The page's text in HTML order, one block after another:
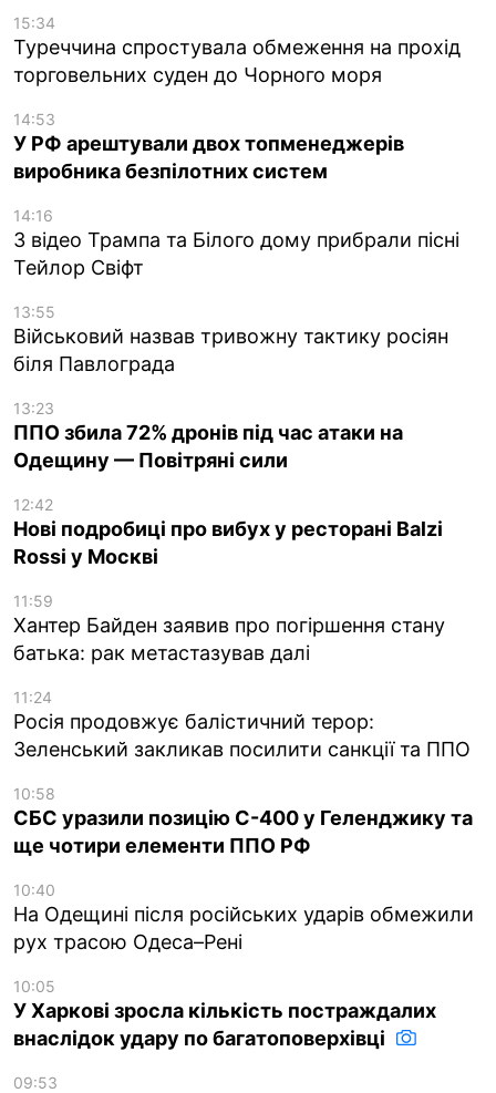
15:34
Туреччина спростувала обмеження на прохід
торговельних суден до Чорного моря
14:53
У РФ арештували двох топменеджерів
виробника безпілотних систем
14:16
З відео Трампа та Білого дому прибрали пісні
Тейлор Свіфт
13:55
Військовий назвав тривожну тактику росіян
біля Павлограда
13:23
ППО збила 72% дронів під час атаки на
Одещину — Повітряні сили
12:42
Нові подробиці про вибух у ресторані Balzi
Rossi у Москві
11:59
Хантер Байден заявив про погіршення стану
батька: рак метастазував далі
11:24
Росія продовжує балістичний терор:
Зеленський закликав посилити санкції та ППО
10:58
СБС уразили позицію С-400 у Геленджику та
ще чотири елементи ППО РФ
10:40
На Одещині після російських ударів обмежили
рух трасою Одеса–Рені
10:05
У Харкові зросла кількість постраждалих
внаслідок удару по багатоповерхівці
09:53